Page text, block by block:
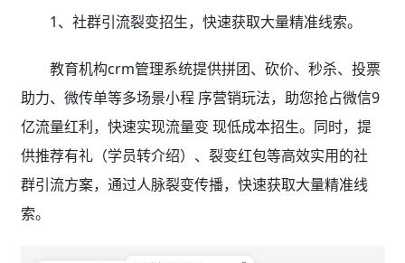
1、社群引流裂变招生，快速获取大量精准线索。
教育机构crm管理系统提供拼团、砍价、秒杀、投票
助力、微传单等多场景小程 序营销玩法，助您抢占微信9
亿流量红利，快速实现流量变 现低成本招生。同时，提
供推荐有礼（学员转介绍）、裂变红包等高效实用的社
群引流方案，通过人脉裂变传播，快速获取大量精准线
索。